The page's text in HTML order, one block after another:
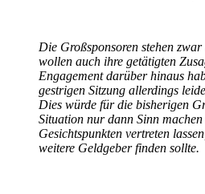
Die Großsponsoren stehen
wollen auch ihre getätigten
Engagement darüber hinaus
gestrigen Sitzung allerdings
Dies würde für die bisherigen
Situation nur dann Sinn
Gesichtspunkten vertreten
weitere Geldgeber finden sollte.